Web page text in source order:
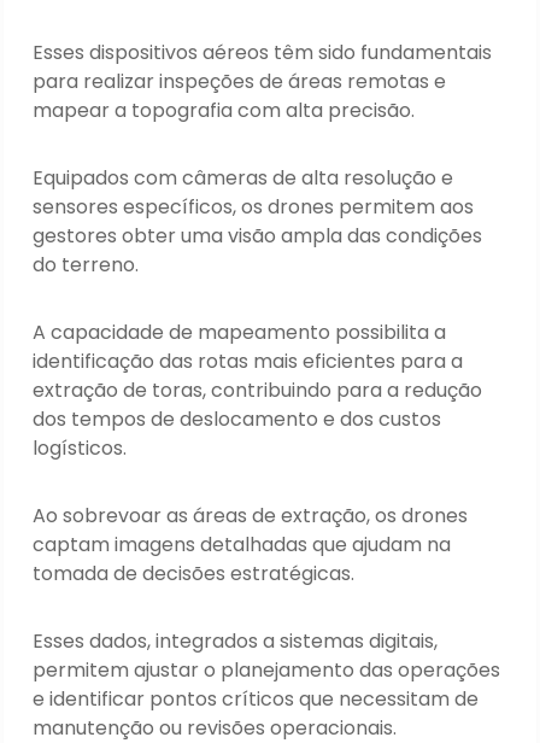
Esses dispositivos aéreos têm sido fundamentais
para realizar inspeções de áreas remotas e
mapear a topografia com alta precisão.
Equipados com câmeras de alta resolução e
sensores específicos, os drones permitem aos
gestores obter uma visão ampla das condições
do terreno.
A capacidade de mapeamento possibilita a
identificação das rotas mais eficientes para a
extração de toras, contribuindo para a redução
dos tempos de deslocamento e dos custos
logísticos.
Ao sobrevoar as áreas de extração, os drones
captam imagens detalhadas que ajudam na
tomada de decisões estratégicas.
Esses dados, integrados a sistemas digitais,
permitem ajustar o planejamento das operações
e identificar pontos críticos que necessitam de
manutenção ou revisões operacionais.